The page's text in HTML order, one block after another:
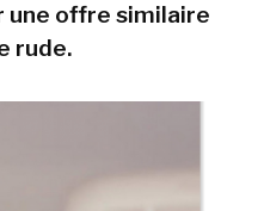
une offre similaire
rude.